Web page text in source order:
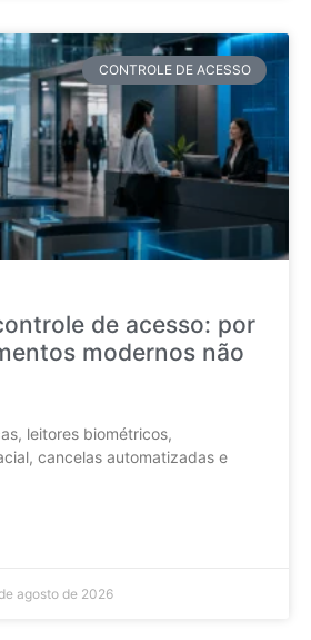
CONTROLE DE ACESSO
de acesso: por
modernos não
leitores biométricos,
cancelas automatizadas e
agosto de 2026